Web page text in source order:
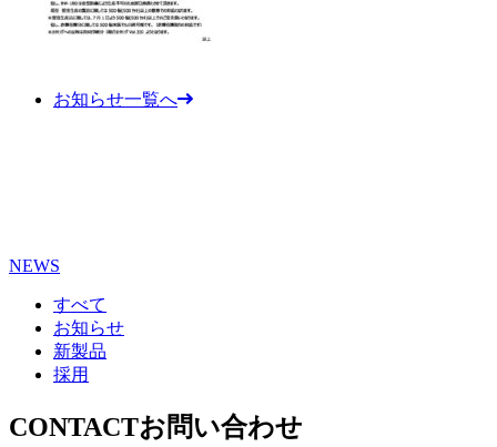
お知らせ一覧へ
NEWS
すべて
お知らせ
新製品
採用
CONTACTお問い合わせ